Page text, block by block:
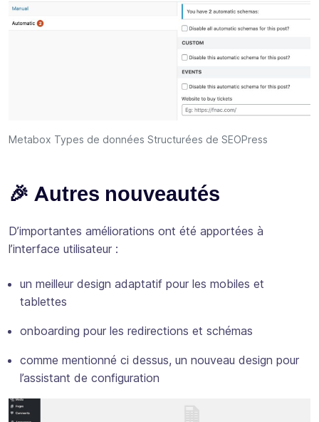
Metabox Types de données Structurées de SEOPress
🎉 Autres nouveautés
D’importantes améliorations ont été apportées à
l’interface utilisateur :
un meilleur design adaptatif pour les mobiles et
tablettes
onboarding pour les redirections et schémas
comme mentionné ci dessus, un nouveau design pour
l’assistant de configuration